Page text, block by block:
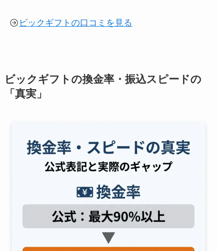
ビックギフトの口コミを見る
ビックギフトの換金率・振込スピードの
「真実」